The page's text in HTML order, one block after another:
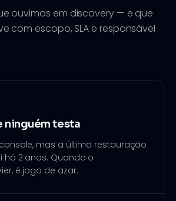
ouvimos em discovery — e que
com escopo, SLA e responsável
ninguém testa
mas a última restauração
há 2 anos. Quando o
é jogo de azar.